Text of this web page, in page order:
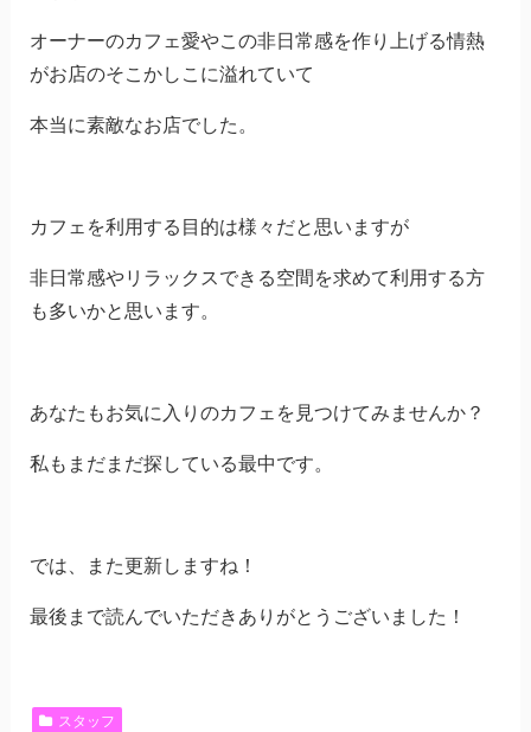
オーナーのカフェ愛やこの非日常感を作り上げる情熱
がお店のそこかしこに溢れていて
本当に素敵なお店でした。
カフェを利用する目的は様々だと思いますが
非日常感やリラックスできる空間を求めて利用する方
も多いかと思います。
あなたもお気に入りのカフェを見つけてみませんか？
私もまだまだ探している最中です。
では、また更新しますね！
最後まで読んでいただきありがとうございました！
スタッフ